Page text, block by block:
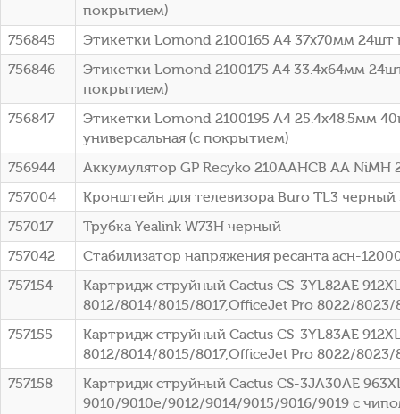
покрытием)
756845
Этикетки Lomond 2100165 A4 37x70мм
756846
Этикетки Lomond 2100175 A4 33.4x64мм
покрытием)
756847
Этикетки Lomond 2100195 A4 25.4x48.5мм
универсальная (с покрытием)
756944
Аккумулятор GP Recyko 210AAHCB AA NiMH
757004
Кронштейн для телевизора Buro TL3 черный
757017
Трубка Yealink W73H черный
757042
Стабилизатор напряжения ресанта асн-
757154
Картридж струйный Cactus CS-3YL82AE
8012/8014/8015/8017,OfficeJet Pro 8022/
757155
Картридж струйный Cactus CS-3YL83AE
8012/8014/8015/8017,OfficeJet Pro 8022/
757158
Картридж струйный Cactus CS-3JA30AE
9010/9010e/9012/9014/9015/9016/9019 с